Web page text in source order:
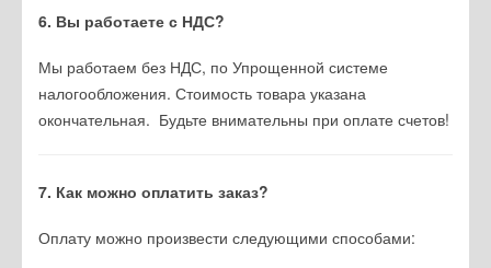
6. Вы работаете с НДС?
Мы работаем без НДС, по Упрощенной системе
налогообложения. Стоимость товара указана
окончательная. Будьте внимательны при оплате счетов!
7. Как можно оплатить заказ?
Оплату можно произвести следующими способами: